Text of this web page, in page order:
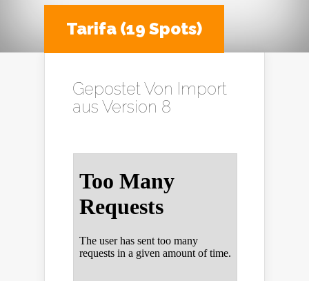
Tarifa (19 Spots)
Gepostet Von Import
aus Version 8